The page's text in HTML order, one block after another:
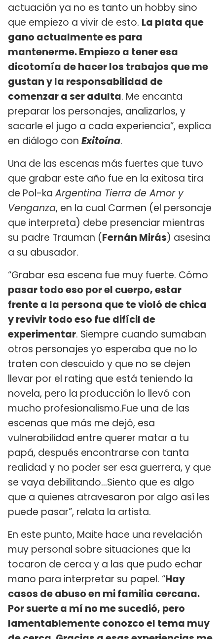
actuación ya no es tanto un hobby sino
que empiezo a vivir de esto. La plata que
gano actualmente es para
mantenerme. Empiezo a tener esa
dicotomía de hacer los trabajos que me
gustan y la responsabilidad de
comenzar a ser adulta. Me encanta
preparar los personajes, analizarlos, y
sacarle el jugo a cada experiencia”, explica
en diálogo con Exitoína.
Una de las escenas más fuertes que tuvo
que grabar este año fue en la exitosa tira
de Pol-kaArgentina Tierra de Amor y
Venganza, en la cual Carmen (el personaje
que interpreta) debe presenciar mientras
su padre Trauman (Fernán Mirás) asesina
a su abusador.
“Grabar esa escena fue muy fuerte. Cómo
pasar todo eso por el cuerpo, estar
frente a la persona que te violó de chica
y revivir todo eso fue difícil de
experimentar. Siempre cuando sumaban
otros personajes yo esperaba que no lo
traten con descuido y que no se dejen
llevar por el rating que está teniendo la
novela, pero la producción lo llevó con
mucho profesionalismo.Fue una de las
escenas que más me dejó, esa
vulnerabilidad entre querer matar a tu
papá, después encontrarse con tanta
realidad y no poder ser esa guerrera, y que
se vaya debilitando…Siento que es algo
que a quienes atravesaron por algo así les
puede pasar”, relata la artista.
En este punto, Maite hace una revelación
muy personal sobre situaciones que la
tocaron de cerca y a las que pudo echar
mano para interpretar su papel. “Hay
casos de abuso en mi familia cercana.
Por suerte a mí no me sucedió, pero
lamentablemente conozco el tema muy